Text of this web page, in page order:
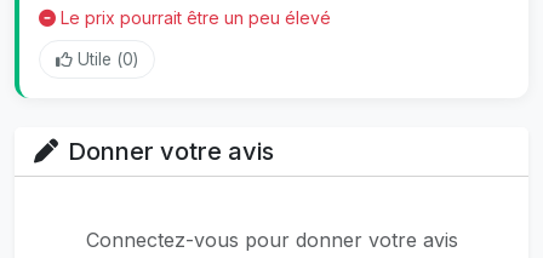
Le prix pourrait être un peu élevé
Utile (0)
Donner votre avis
Connectez-vous pour donner votre avis